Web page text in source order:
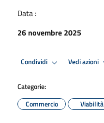
Data :
26 novembre 2025
Condividi Vedi azioni
Categorie:
Commercio
Viabilità